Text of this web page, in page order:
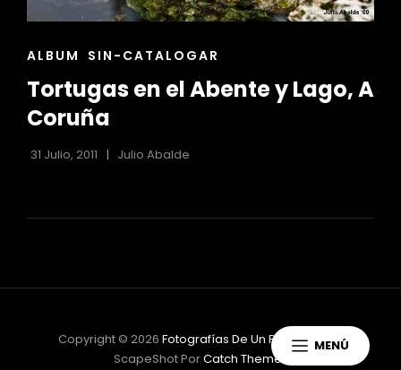
MENÚ
ENLACES
LAS
CATEGORÍAS
ALBUM SIN-CATALOGAR
Tortugas en el Abente y Lago, A
Coruña
31 Julio, 2011 Julio Abalde
Copyright © 2026 Fotografías De Un Principiante |
ScapeShot PorCatch Themes